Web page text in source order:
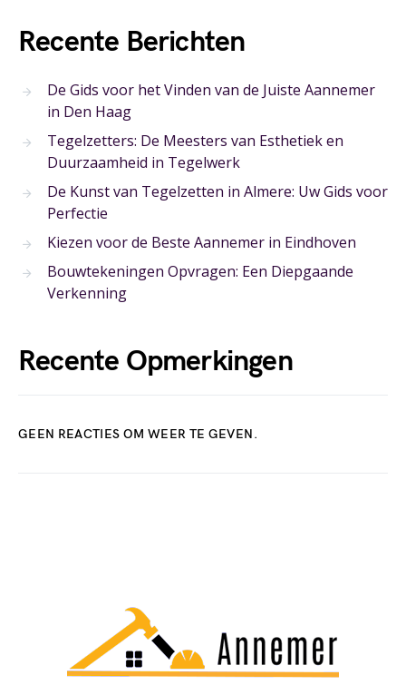
Recente Berichten
De Gids voor het Vinden van de Juiste Aannemer
in Den Haag
Tegelzetters: De Meesters van Esthetiek en
Duurzaamheid in Tegelwerk
De Kunst van Tegelzetten in Almere: Uw Gids voor
Perfectie
Kiezen voor de Beste Aannemer in Eindhoven
Bouwtekeningen Opvragen: Een Diepgaande
Verkenning
Recente Opmerkingen
GEEN REACTIES OM WEER TE GEVEN.